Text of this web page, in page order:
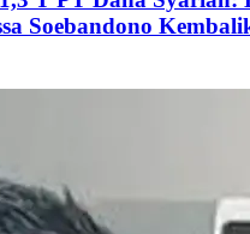
Soebandono